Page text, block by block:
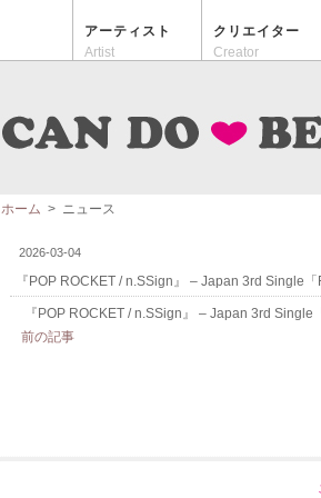
アーティスト
Artist
クリエイター
Creator
ホーム > ニュース
2026-03-04
『POP ROCKET / n.SSign』 – Japan 3rd Single
『POP ROCKET / n.SSign』 – Japan 3rd
前の記事